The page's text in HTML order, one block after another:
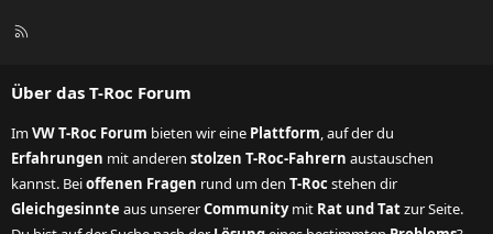
R
Über das T-Roc Forum
ImVW T-Roc Forum bieten wir eine Plattform, auf der du
Erfahrungen mit anderen stolzen T-Roc-Fahrern austauschen
kannst. Beioffenen Fragen rund um den T-Rocstehen dir
Gleichgesinnte aus unsererCommunitymit Rat und Tatzur Seite.